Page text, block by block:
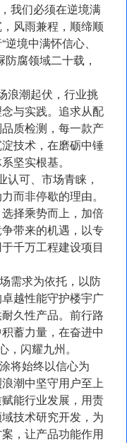
我们必须在逆境满
风雨兼程，顺缔顺
境中满怀信心、
腐领域二十载，
潮起伏，行业挑
与实践。追求从配
质检测，每一款产
技术，在磨砺中锤
坚实根基。
可、市场青睐，
而非停歇的理由。
择乘势而上，加倍
带来的机遇，以专
千万工程建设项目
需求为依托，以防
越性能守护楼宇广
久性产品。前行路
蓄力量，在奋进中
，闪耀九州。
将始终以信心为
潮中坚守用户至上
能行业发展，用责
技术研究开发，为
，让产品功能作用